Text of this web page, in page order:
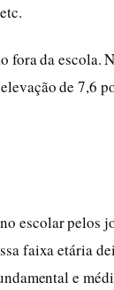
fora da escola.
de 7,6
escolar pelos
faixa etária
e